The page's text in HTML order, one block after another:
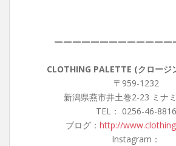
CLOTHING PALETTE (クロージ
〒959-1232
新潟県燕市井土巻2-23 ミナ
TEL： 0256-46-8816
ブログ： http://
Instagram：